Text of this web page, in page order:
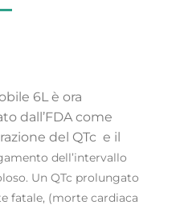
6L è ora
dall’FDA come
del QTc e il
dell’intervallo
Un QTc prolungato
fatale, (morte cardiaca